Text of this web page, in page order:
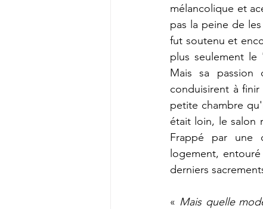
mélancolique et
pas la peine de
fut soutenu et
plus seulement le
Mais sa passion
conduisirent à
petite chambre
était loin, le salon
Frappé par une
logement,
derniers
« Mais quelle